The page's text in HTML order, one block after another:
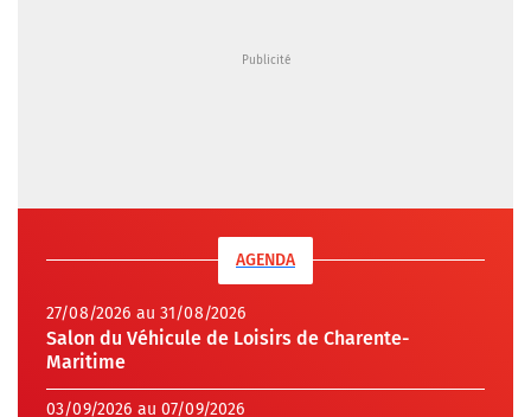
AGENDA
27/08/2026 au 31/08/2026
Salon du Véhicule de Loisirs de Charente-
Maritime
03/09/2026 au 07/09/2026